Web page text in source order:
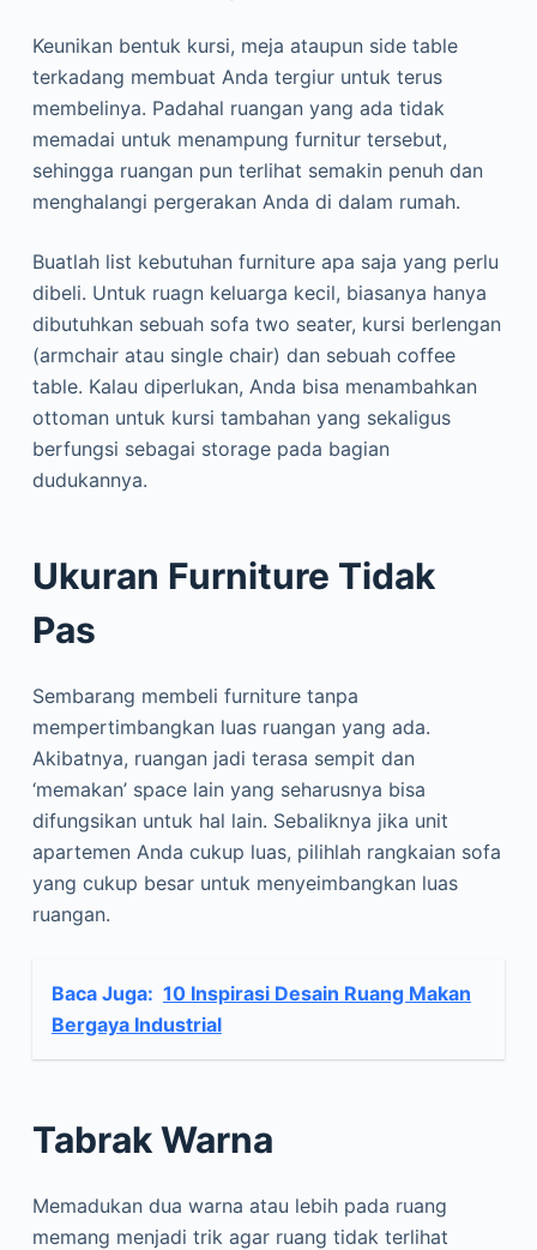
Keunikan bentuk kursi, meja ataupun side table
terkadang membuat Anda tergiur untuk terus
membelinya. Padahal ruangan yang ada tidak
memadai untuk menampung furnitur tersebut,
sehingga ruangan pun terlihat semakin penuh dan
menghalangi pergerakan Anda di dalam rumah.
Buatlah list kebutuhan furniture apa saja yang perlu
dibeli. Untuk ruagn keluarga kecil, biasanya hanya
dibutuhkan sebuah sofa two seater, kursi berlengan
(armchair atau single chair) dan sebuah coffee
table. Kalau diperlukan, Anda bisa menambahkan
ottoman untuk kursi tambahan yang sekaligus
berfungsi sebagai storage pada bagian
dudukannya.
Ukuran Furniture Tidak
Pas
Sembarang membeli furniture tanpa
mempertimbangkan luas ruangan yang ada.
Akibatnya, ruangan jadi terasa sempit dan
‘memakan’ space lain yang seharusnya bisa
difungsikan untuk hal lain. Sebaliknya jika unit
apartemen Anda cukup luas, pilihlah rangkaian sofa
yang cukup besar untuk menyeimbangkan luas
ruangan.
Baca Juga: 10 Inspirasi Desain Ruang Makan
Bergaya Industrial
Tabrak Warna
Memadukan dua warna atau lebih pada ruang
memang menjadi trik agar ruang tidak terlihat